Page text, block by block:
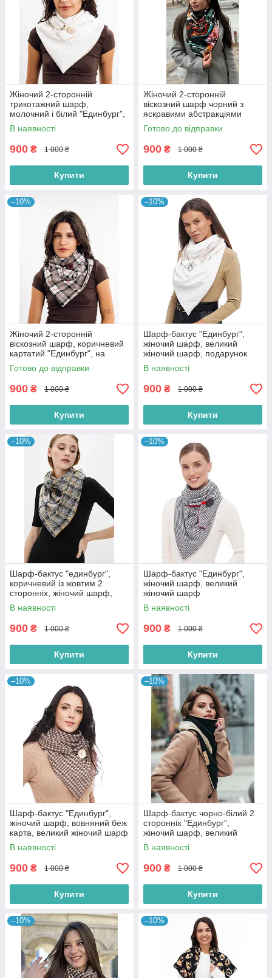
Жіночий 2-сторонній
трикотажний шарф,
молочний і білий "Единбург",
на ґудзику, від My scarf снуд,
бактус
В наявності
900 ₴ 1 000 ₴
Купити
Жіночий 2-сторонній
віскозний шарф чорний з
яскравими абстракціями
"Единбург", на кільцях від My
scarf
Готово до відправки
900 ₴ 1 000 ₴
Купити
–10%
Жіночий 2-сторонній
віскозний шарф, коричневий
картатий "Единбург", на
ґудзику, від My scarf снуд,
бактус
Готово до відправки
900 ₴ 1 000 ₴
Купити
–10%
Шарф-бактус "Единбург",
жіночий шарф, великий
жіночий шарф, подарунок
жінці , білий шарф
В наявності
900 ₴ 1 000 ₴
Купити
–10%
Шарф-бактус "единбург",
коричневий із жовтим 2
сторонніх, жіночий шарф,
великий жіночий шарф,
подарунок жінці
В наявності
900 ₴ 1 000 ₴
Купити
–10%
Шарф-бактус "Единбург",
жіночий шарф, великий
жіночий шарф
В наявності
900 ₴ 1 000 ₴
Купити
–10%
Шарф-бактус "Единбург",
жіночий шарф, вовняний беж
карта, великий жіночий шарф
В наявності
900 ₴ 1 000 ₴
Купити
–10%
Шарф-бактус чорно-білий 2
сторонніх "Единбург",
жіночий шарф, великий
жіночий шарф
В наявності
900 ₴ 1 000 ₴
Купити
–10% –10%